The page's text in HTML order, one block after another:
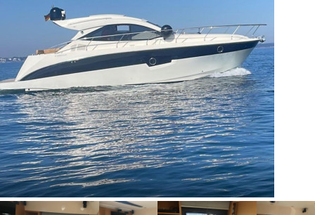
Sportbootschulen
Versicherungen
Recycling
&
-
Entsorgung
Yachttransporte
Yachtwerften